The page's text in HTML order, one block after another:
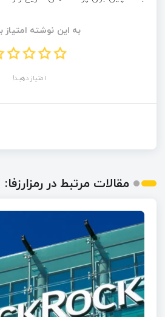
به این نوشته امتیاز
امتیاز دهید!
مقالات مرتبط در رمزارزفا: